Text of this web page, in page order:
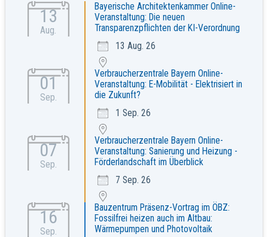
13
Aug.
Bayerische Architektenkammer Online-
Veranstaltung: Die neuen
Transparenzpflichten der KI-Verordnung
13 Aug. 26
01
Sep.
Verbraucherzentrale Bayern Online-
Veranstaltung: E-Mobilität - Elektrisiert in
die Zukunft?
1 Sep. 26
07
Sep.
Verbraucherzentrale Bayern Online-
Veranstaltung: Sanierung und Heizung -
Förderlandschaft im Überblick
7 Sep. 26
16
Sep.
Bauzentrum Präsenz-Vortrag im ÖBZ:
Fossilfrei heizen auch im Altbau:
Wärmepumpen und Photovoltaik